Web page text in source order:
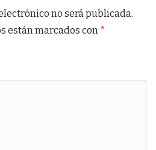
no será publicada.
están marcados con *